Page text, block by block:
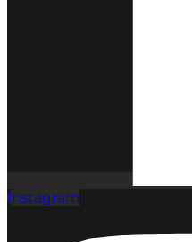
Instagram